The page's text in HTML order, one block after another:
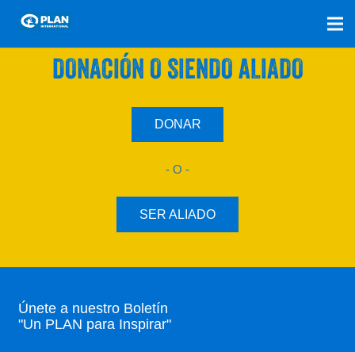
SÚMATE A NUESTRO PLAN CON UNA
DONACIÓN O SIENDO ALIADO
DONAR
- O -
SER ALIADO
Únete a nuestro Boletín
"Un PLAN para Inspirar"